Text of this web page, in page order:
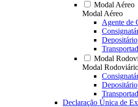
Modal Aéreo
Modal Aéreo
Agente de
Depositário
Modal
Modal
Depositário
Declaração Única de